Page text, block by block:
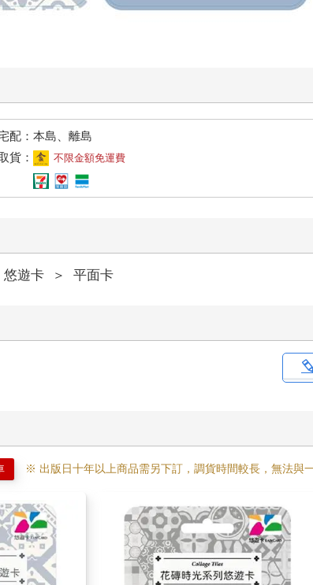
配：本島、離島
貨：
不限金額免運費
悠遊卡 ＞ 平面卡
※ 出版日十年以上商品需另下訂，調貨時間較長，無法與